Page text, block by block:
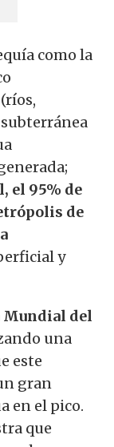
como la
el 95% de
de
y
Mundial del
una
este
gran
en el pico.
que